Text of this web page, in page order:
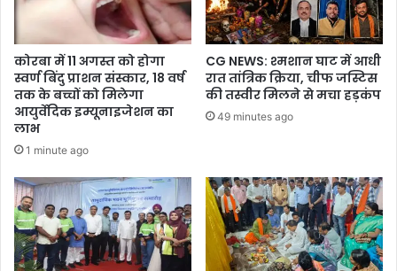
कोरबा में 11 अगस्त को होगा
स्वर्ण बिंदु प्राशन संस्कार, 18 वर्ष
तक के बच्चों को मिलेगा
आयुर्वेदिक इम्यूनाइजेशन का
लाभ
1 minute ago
CG NEWS: श्मशान घाट में आधी
रात तांत्रिक क्रिया, चीफ जस्टिस
की तस्वीर मिलने से मचा हड़कंप
49 minutes ago